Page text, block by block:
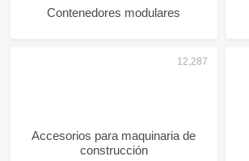
Contenedores modulares
Accesorios para maquinaria de
construcción